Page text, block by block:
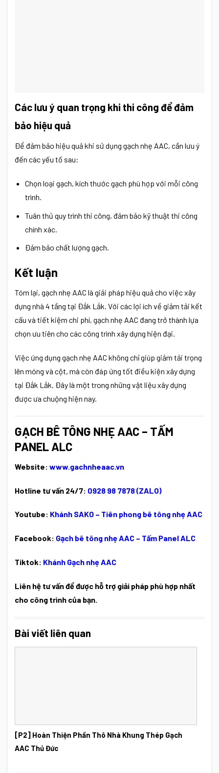
Các lưu ý quan trọng khi thi công để đảm
bảo hiệu quả
Để đảm bảo hiệu quả khi sử dụng gạch nhẹ AAC, cần lưu ý
đến các yếu tố sau:
Chọn loại gạch, kích thước gạch phù hợp với mỗi công
trình.
Tuân thủ quy trình thi công, đảm bảo kỹ thuật thi công
chính xác.
Đảm bảo chất lượng gạch.
Kết luận
Tóm lại, gạch nhẹ AAC là giải pháp hiệu quả cho việc xây
dựng nhà 4 tầng tại Đắk Lắk. Với các lợi ích về giảm tải kết
cấu và tiết kiệm chi phí, gạch nhẹ AAC đang trở thành lựa
chọn ưu tiên cho các công trình xây dựng hiện đại.
Việc ứng dụng gạch nhẹ AAC không chỉ giúp giảm tải trọng
lên móng và cột, mà còn đáp ứng tốt điều kiện xây dựng
tại Đắk Lắk. Đây là một trong những vật liệu xây dựng
được ưa chuộng hiện nay.
GẠCH BÊ TÔNG NHẸ AAC – TẤM
PANEL ALC
Website: www.gachnheaac.vn
Hotline tư vấn 24/7: 0928 98 7878 (ZALO)
Youtube: Khánh SAKO – Tiên phong bê tông nhẹ AAC
Facebook: Gạch bê tông nhẹ AAC – Tấm Panel ALC
Tiktok: Khánh Gạch nhẹ AAC
Liên hệ tư vấn để được hỗ trợ giải pháp phù hợp nhất
cho công trình của bạn.
Bài viết liên quan
[P2] Hoàn Thiện Phần Thô Nhà Khung Thép Gạch
AAC Thủ Đức